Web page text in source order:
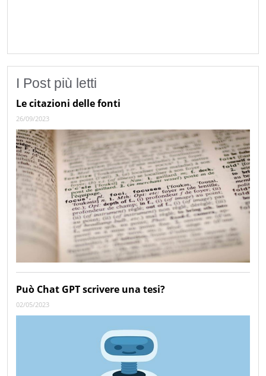
I Post più letti
Le citazioni delle fonti
26/09/2023
Può Chat GPT scrivere una tesi?
02/05/2023